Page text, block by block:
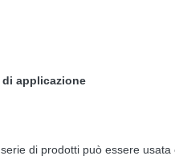
di applicazione
di prodotti può essere